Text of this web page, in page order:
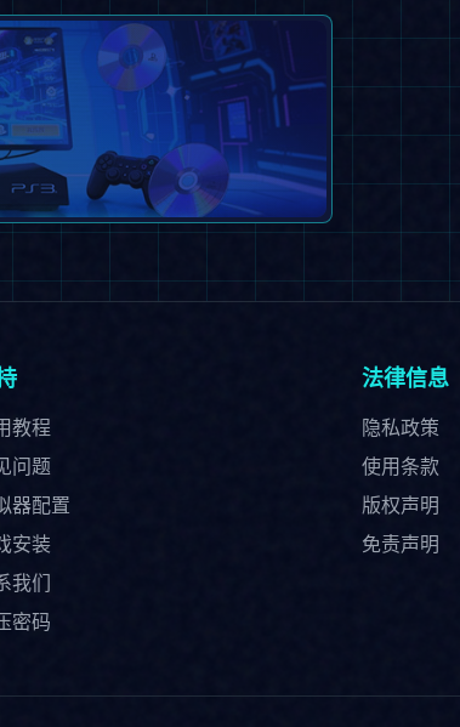
新版发布
游戏
教程
问题
器配置
安装
我们
密码
法律信息
隐私政策
使用条款
版权声明
免责声明